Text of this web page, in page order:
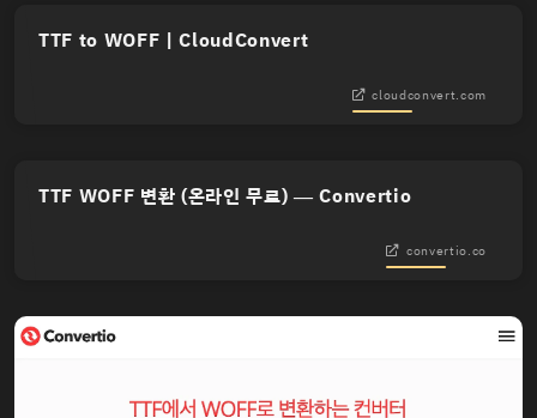
TTF to WOFF | CloudConvert
cloudconvert.com
TTF WOFF 변환 (온라인 무료) — Convertio
convertio.co